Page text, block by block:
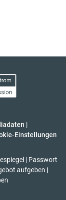
|
Einstellungen
| Passwort
aufgeben |